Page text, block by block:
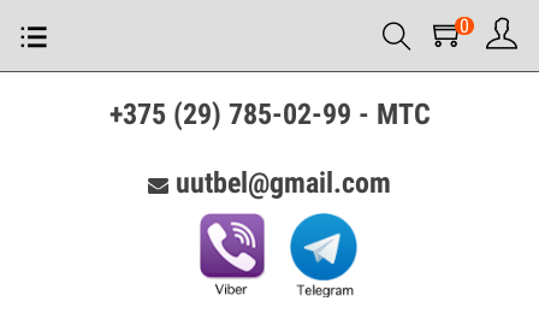
0
+375 (29) 785-02-99 - МТС
uutbel@gmail.com